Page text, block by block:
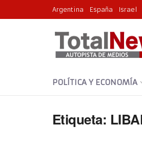
Argentina España Israel
POLÍTICA Y ECONOMÍA
Etiqueta: